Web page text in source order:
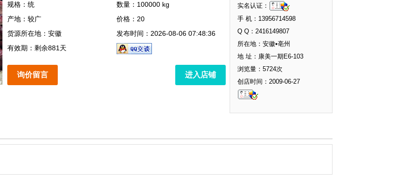
规格：统
数量：100000 kg
产地：较广
价格：20
货源所在地：安徽
发布时间：2026-08-06 07:48:36
有效期：剩余881天
询价留言 进入店铺
实名认证：
手 机：13956714598
Q Q：2416149807
所在地：安徽•亳州
地 址：康美一期E6-103
浏览量：5724次
创店时间：2009-06-27